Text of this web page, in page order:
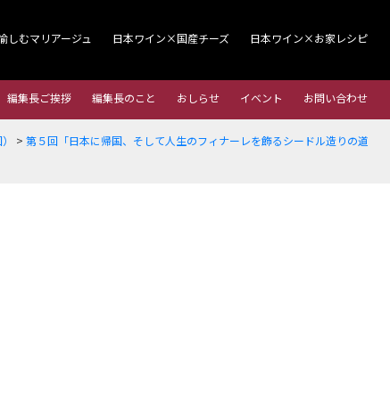
しむマリアージュ 日本ワイン×国産チーズ 日本ワイン×お家レシピ
編集長ご挨拶 編集長のこと おしらせ イベント お問い合わせ
> 第５回「日本に帰国、そして人生のフィナーレを飾るシードル造りの道